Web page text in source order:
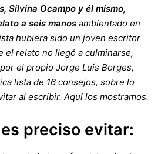
Silvina Ocampo y él mismo,
a seis manos ambientado en
hubiera sido un joven escritor
el relato no llegó a culminarse,
el propio Jorge Luis Borges,
lista de 16 consejos, sobre lo
al escribir. Aquí los mostramos.
preciso evitar: